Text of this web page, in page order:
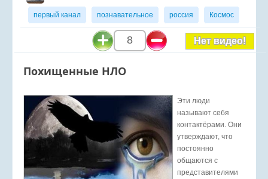
первый канал познавательное россия Космос
8 Нет видео!
Похищенные НЛО
Эти люди
называют себя
контактёрами. Они
утверждают, что
постоянно
общаются с
представителями